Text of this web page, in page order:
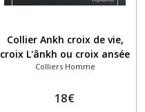
Collier Ankh croix de vie,
croix L'ânkh ou croix ansée
en marqueterie bois noyer
Colliers Homme
18€